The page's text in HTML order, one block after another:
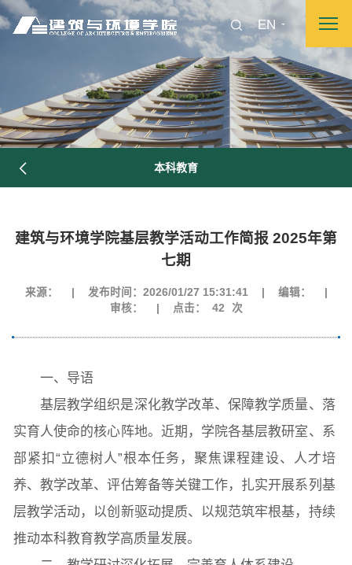
EN
本科教育
建筑与环境学院基层教学活动工作简报 2025年第
七期
来源： 发布时间：2026/01/27 15:31:41 编辑：
审核：
点击： 42 次
一、导语
基层教学组织是深化教学改革、保障教学质量、落
实育人使命的核心阵地。近期，学院各基层教研室、系
部紧扣“立德树人”根本任务，聚焦课程建设、人才培
养、教学改革、评估筹备等关键工作，扎实开展系列基
层教学活动，以创新驱动提质、以规范筑牢根基，持续
推动本科教育教学高质量发展。